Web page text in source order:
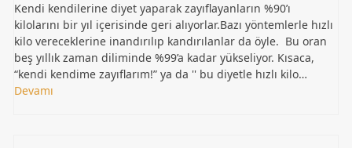
Kendi kendilerine diyet yaparak zayıflayanların %90’ı
kilolarını bir yıl içerisinde geri alıyorlar.Bazı yöntemlerle hızlı
kilo vereceklerine inandırılıp kandırılanlar da öyle. Bu oran
beş yıllık zaman diliminde %99’a kadar yükseliyor. Kısaca,
“kendi kendime zayıflarım!” ya da '' bu diyetle hızlı kilo…
Devamı